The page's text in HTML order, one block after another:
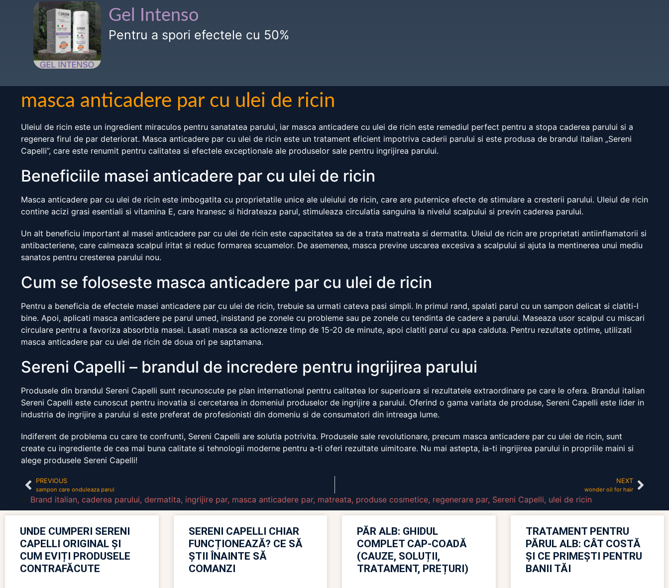
Gel Intenso
Pentru a spori efectele cu 50%
masca anticadere par cu ulei de ricin
Uleiul de ricin este un ingredient miraculos pentru sanatatea parului, iar masca anticadere cu ulei de ricin este remediul perfect pentru a stopa caderea parului si a
regenera firul de par deteriorat. Masca anticadere par cu ulei de ricin este un tratament eficient impotriva caderii parului si este produsa de brandul italian „Sereni
Capelli”, care este renumit pentru calitatea si efectele exceptionale ale produselor sale pentru ingrijirea parului.
Beneficiile masei anticadere par cu ulei de ricin
Masca anticadere par cu ulei de ricin este imbogatita cu proprietatile unice ale uleiului de ricin, care are puternice efecte de stimulare a cresterii parului. Uleiul de ricin
contine acizi grasi esentiali si vitamina E, care hranesc si hidrateaza parul, stimuleaza circulatia sanguina la nivelul scalpului si previn caderea parului.
Un alt beneficiu important al masei anticadere par cu ulei de ricin este capacitatea sa de a trata matreata si dermatita. Uleiul de ricin are proprietati antiinflamatorii si
antibacteriene, care calmeaza scalpul iritat si reduc formarea scuamelor. De asemenea, masca previne uscarea excesiva a scalpului si ajuta la mentinerea unui mediu
sanatos pentru cresterea parului nou.
Cum se foloseste masca anticadere par cu ulei de ricin
Pentru a beneficia de efectele masei anticadere par cu ulei de ricin, trebuie sa urmati cateva pasi simpli. In primul rand, spalati parul cu un sampon delicat si clatiti-l
bine. Apoi, aplicati masca anticadere pe parul umed, insistand pe zonele cu probleme sau pe zonele cu tendinta de cadere a parului. Maseaza usor scalpul cu miscari
circulare pentru a favoriza absorbtia masei. Lasati masca sa actioneze timp de 15-20 de minute, apoi clatiti parul cu apa calduta. Pentru rezultate optime, utilizati
masca anticadere par cu ulei de ricin de doua ori pe saptamana.
Sereni Capelli – brandul de incredere pentru ingrijirea parului
Produsele din brandul Sereni Capelli sunt recunoscute pe plan international pentru calitatea lor superioara si rezultatele extraordinare pe care le ofera. Brandul italian
Sereni Capelli este cunoscut pentru inovatia si cercetarea in domeniul produselor de ingrijire a parului. Oferind o gama variata de produse, Sereni Capelli este lider in
industria de ingrijire a parului si este preferat de profesionisti din domeniu si de consumatori din intreaga lume.
Indiferent de problema cu care te confrunti, Sereni Capelli are solutia potrivita. Produsele sale revolutionare, precum masca anticadere par cu ulei de ricin, sunt
create cu ingrediente de cea mai buna calitate si tehnologii moderne pentru a-ti oferi rezultate uimitoare. Nu mai astepta, ia-ti ingrijirea parului in propriile maini si
alege produsele Sereni Capelli!
PREVIOUS
sampon care onduleaza parul
NEXT
wonder oil for hair
Brand italian, caderea parului, dermatita, ingrijire par, masca anticadere par, matreata, produse cosmetice, regenerare par, Sereni Capelli, ulei de ricin
UNDE CUMPERI SERENI
CAPELLI ORIGINAL ȘI
CUM EVIȚI PRODUSELE
CONTRAFĂCUTE
SERENI CAPELLI CHIAR
FUNCȚIONEAZĂ? CE SĂ
ȘTII ÎNAINTE SĂ
COMANZI
PĂR ALB: GHIDUL
COMPLET CAP-COADĂ
(CAUZE, SOLUȚII,
TRATAMENT, PREȚURI)
TRATAMENT PENTRU
PĂRUL ALB: CÂT COSTĂ
ȘI CE PRIMEȘTI PENTRU
BANII TĂI